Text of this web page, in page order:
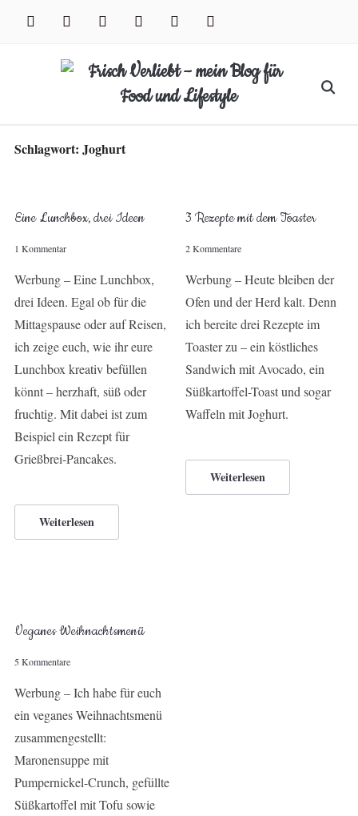
facebook instagram pinterest twitter xing youtube
Search
Schlagwort: Joghurt
Eine Lunchbox, drei Ideen
1 Kommentar
Werbung – Eine Lunchbox,
drei Ideen. Egal ob für die
Mittagspause oder auf Reisen,
ich zeige euch, wie ihr eure
Lunchbox kreativ befüllen
könnt – herzhaft, süß oder
fruchtig. Mit dabei ist zum
Beispiel ein Rezept für
Grießbrei-Pancakes.
Weiterlesen
3 Rezepte mit dem Toaster
2 Kommentare
Werbung – Heute bleiben der
Ofen und der Herd kalt. Denn
ich bereite drei Rezepte im
Toaster zu – ein köstliches
Sandwich mit Avocado, ein
Süßkartoffel-Toast und sogar
Waffeln mit Joghurt.
Weiterlesen
Veganes Weihnachtsmenü
5 Kommentare
Werbung – Ich habe für euch
ein veganes Weihnachtsmenü
zusammengestellt:
Maronensuppe mit
Pumpernickel-Crunch, gefüllte
Süßkartoffel mit Tofu sowie